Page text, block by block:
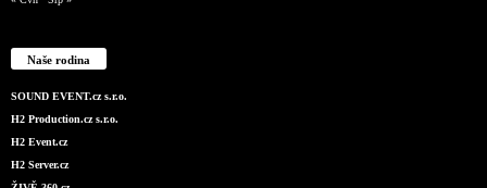
Naše rodina
SOUND EVENT.cz s.r.o.
H2 Production.cz s.r.o.
H2 Event.cz
H2 Server.cz